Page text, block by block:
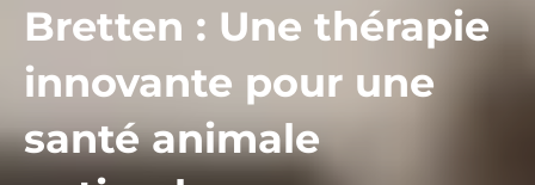
Bretten : Une thérapie
innovante pour une
santé animale